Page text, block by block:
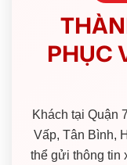
PHỤC
Khách tại Quận
Vấp, Tân Bình,
thể gửi thông tin